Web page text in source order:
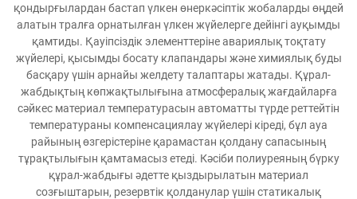
қондырғылардан бастап үлкен өнеркәсіптік жобаларды өңдей
алатын тралға орнатылған үлкен жүйелерге дейінгі ауқымды
қамтиды. Қауіпсіздік элементтеріне авариялық тоқтату
жүйелері, қысымды босату клапандары және химиялық буды
басқару үшін арнайы желдету талаптары жатады. Құрал-
жабдықтың көпжақтылығына атмосфералық жағдайларға
сәйкес материал температурасын автоматты түрде реттейтін
температураны компенсациялау жүйелері кіреді, бұл ауа
райының өзгерістеріне қарамастан қолдану сапасының
тұрақтылығын қамтамасыз етеді. Кәсіби полиуреяның бүрку
құрал-жабдығы әдетте қыздырылатын материал
созғыштарын, резервтік қолданулар үшін статикалық